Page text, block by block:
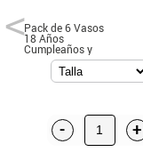
Pack de 6 Vasos
18 Años
Cumpleaños y
Aniversarios de
240 ml (90 cm)
- +